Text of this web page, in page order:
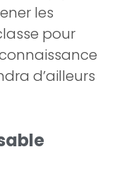
les
pour
d’ailleurs